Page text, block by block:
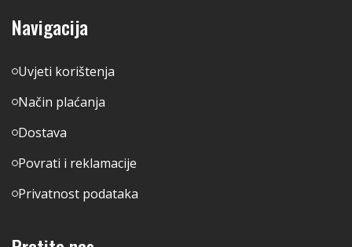
Navigacija
Uvjeti korištenja
Način plaćanja
Dostava
Povrati i reklamacije
Privatnost podataka